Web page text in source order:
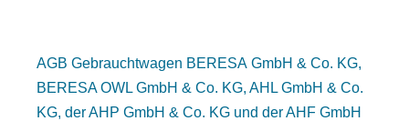
AGB Gebrauchtwagen BERESA GmbH & Co. KG,
BERESA OWL GmbH & Co. KG, AHL GmbH & Co.
KG, der AHP GmbH & Co. KG und der AHF GmbH